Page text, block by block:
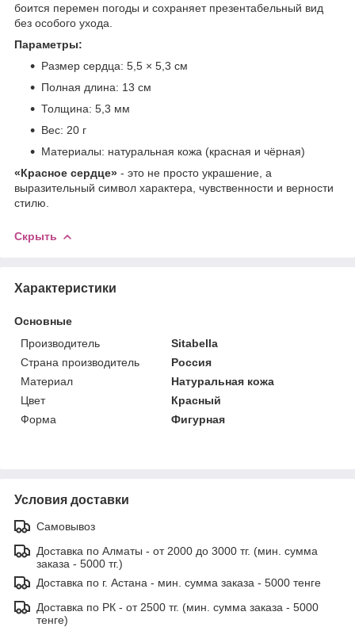
боится перемен погоды и сохраняет презентабельный вид
без особого ухода.
Параметры:
Размер сердца: 5,5 × 5,3 см
Полная длина: 13 см
Толщина: 5,3 мм
Вес: 20 г
Материалы: натуральная кожа (красная и чёрная)
«Красное сердце» - это не просто украшение, а
выразительный символ характера, чувственности и верности
стилю.
Скрыть
Характеристики
Основные
Производитель
Sitabella
Страна производитель
Россия
Материал
Натуральная кожа
Цвет
Красный
Форма
Фигурная
Условия доставки
Самовывоз
Доставка по Алматы - от 2000 до 3000 тг. (мин. сумма
заказа - 5000 тг.)
Доставка по г. Астана - мин. сумма заказа - 5000 тенге
Доставка по РК - от 2500 тг. (мин. сумма заказа - 5000
тенге)